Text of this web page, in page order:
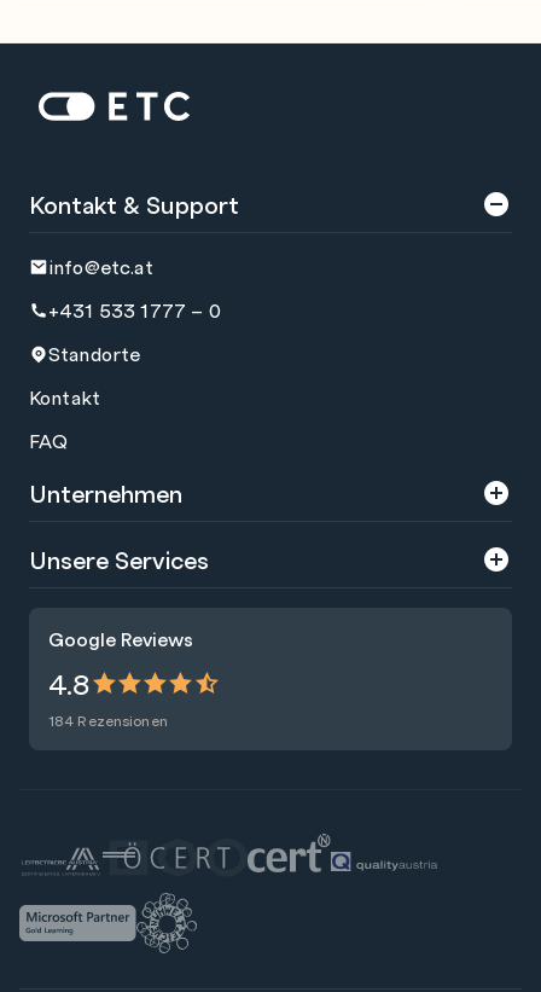
Startseite: ETC
Google Reviews
4.8
184 Rezensionen
Kontakt & Support
info@etc.at
+431 533 1777 – 0
Standorte
Kontakt
FAQ
Unternehmen
Über uns
Presse
Nachhaltigkeit
Blog
Unsere Services
Raummiete